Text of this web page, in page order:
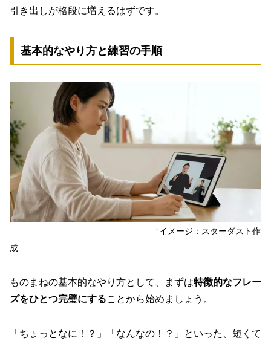
引き出しが格段に増えるはずです。
基本的なやり方と練習の手順
↑イメージ：スターダスト作
成
ものまねの基本的なやり方として、まずは特徴的なフレー
ズをひとつ完璧にすることから始めましょう。
「ちょっとなに！？」「なんなの！？」といった、短くて